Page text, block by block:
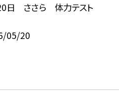
日 ささら 体力テスト
05/20